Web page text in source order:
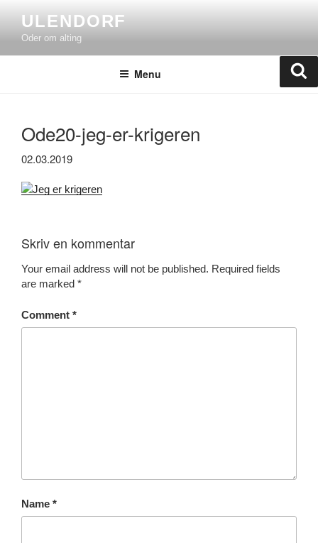
content
ULENDORF
Oder om alting
Menu
Ode20-jeg-er-krigeren
02.03.2019
Skriv en kommentar
Your email address will not be published. Required fields
are marked *
Comment *
Name *